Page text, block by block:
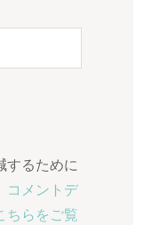
するために
コメントデ
ちらをご覧